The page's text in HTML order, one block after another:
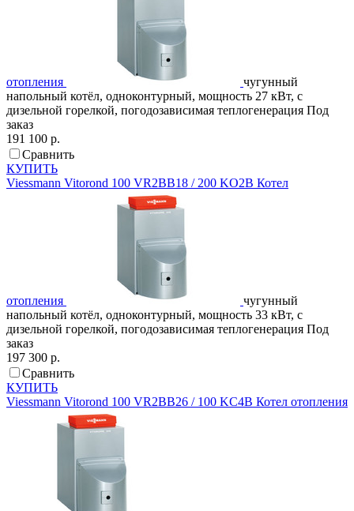
отопления
чугунный
напольный котёл, одноконтурный, мощность 27 кВт, с
дизельной горелкой, погодозависимая теплогенерация Под
заказ
191 100 р.
Сравнить
КУПИТЬ
Viessmann Vitorond 100 VR2BB18 / 200 KO2B Котел
отопления
чугунный
напольный котёл, одноконтурный, мощность 33 кВт, с
дизельной горелкой, погодозависимая теплогенерация Под
заказ
197 300 р.
Сравнить
КУПИТЬ
Viessmann Vitorond 100 VR2BB26 / 100 KC4B Котел отопления